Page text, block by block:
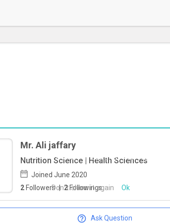
Mr. Ali jaffary
Nutrition Science | Health Sciences
Joined June 2020
2 Followers | 2 Followings
Ask Question
To start direct chat withAli jaffary
here
Don`t show it again Ok